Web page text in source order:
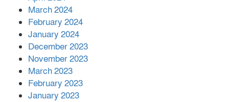
March 2024
February 2024
January 2024
December 2023
November 2023
March 2023
February 2023
January 2023